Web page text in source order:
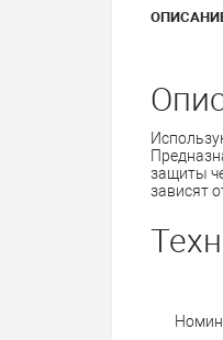
защиты
зависят
Номин